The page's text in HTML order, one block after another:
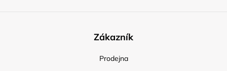
Zákazník
Prodejna